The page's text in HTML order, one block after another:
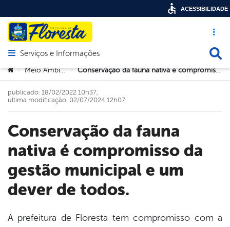
Acesso
Abrir menu principal de navegação
Serviços e Informações
Você está aqui:
> Meio Ambiente > Conservação da fauna nativa é compromisso da gestão municipal e um dever de todos.
Conservação da fauna
nativa é compromisso da
gestão municipal e um
dever de todos.
publicado: 18/02/2022 10h37,
última modificação: 02/07/2024 12h07
A prefeitura de Floresta tem compromisso com a
ACESSIBILIDADE